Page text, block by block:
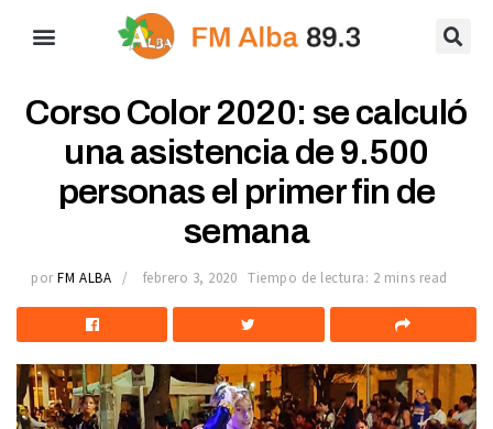
Corso Color 2020: se calculó
una asistencia de 9.500
personas el primer fin de
semana
por FM ALBA febrero 3, 2020 Tiempo de lectura: 2 mins read